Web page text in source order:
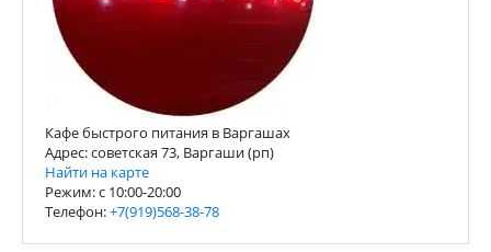
Кафе быстрого питания в Варгашах
Адрес: советская 73, Варгаши (рп)
Найти на карте
Режим: с 10:00-20:00
Телефон:+7(919)568-38-78